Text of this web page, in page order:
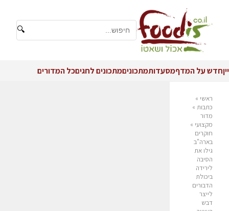
🔍
ייןחדש על המדףמסעדותמתכוניםמתכונים לחגיםכל המדורים
ראשי »
כתבות »
מדור
מקצועי »
חוקרים
בארה"ב
גילו את
הסיבה
לירידה
ביכולת
הדבורים
לייצר
דבש